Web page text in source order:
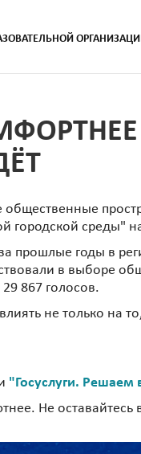
среды"
прошлые годы в
в выборе
867 голосов.
не только на
"Госуслуги. Решаем
Не оставайтесь